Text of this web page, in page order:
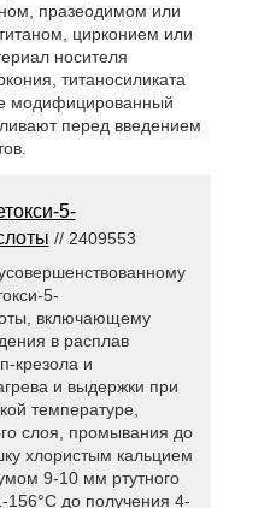
празеодимом или
цирконием или
носителя
титаносиликата
модифицированный
перед введением
5-
// 2409553
5-
включающему
в расплав
крезола и
и выдержки при
температуре,
слоя, промывания до
хлористым кальцием
9-10 мм ртутного
156°С до получения 4-